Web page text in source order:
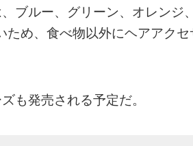
ブルー、グリーン、オレンジ
ため、食べ物以外にヘアアク
も発売される予定だ。